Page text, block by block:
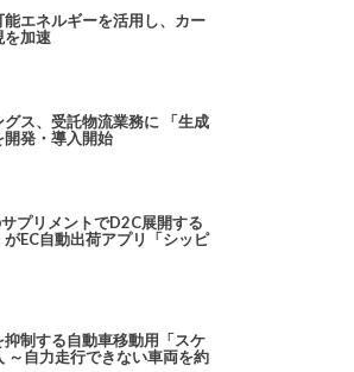
エネルギーを活用し、カー
を加速
ス、受託物流業務に 「生成
発・導入開始
プリメントでD2C展開する
がEC自動出荷アプリ「シッピ
制する自動車移動用「スケ
～自力走行できない車両を約